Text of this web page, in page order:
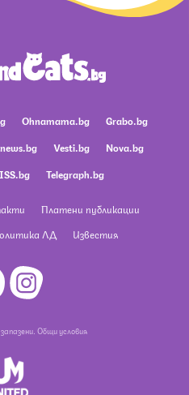
Ohnamama.bg
Grabo.bg
Vesti.bg
Nova.bg
Telegraph.bg
Платени публикации
ЛД Известия
Общи условия